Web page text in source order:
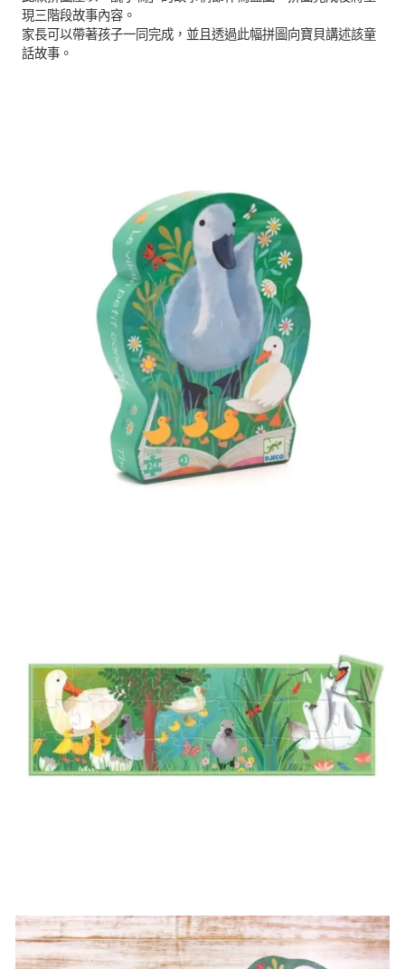
現三階段故事內容。
家長可以帶著孩子一同完成，並且透過此幅拼圖向寶貝講述該童
話故事。